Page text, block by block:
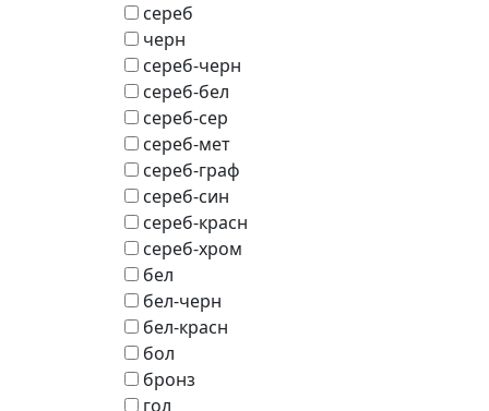
сереб
черн
сереб-черн
сереб-бел
сереб-сер
сереб-мет
сереб-граф
сереб-син
сереб-красн
сереб-хром
бел
бел-черн
бел-красн
бол
бронз
гол